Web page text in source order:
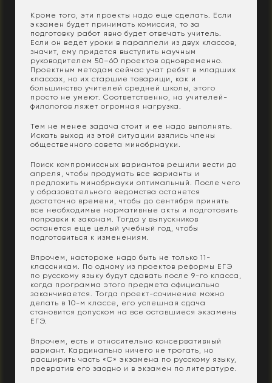
Кроме того, эти проекты надо еще сделать. Если
экзамен будет принимать комиссия, то за
подготовку работ явно будет отвечать учитель.
Если он ведет уроки в параллели из двух классов,
значит, ему придется выступить научным
руководителем 50–60 проектов одновременно.
Проектным методам сейчас учат ребят в младших
классах, но их старшие товарищи, как и
большинство учителей средней школы, этого
просто не умеют. Соответственно, на учителей-
филологов ляжет огромная нагрузка.
Тем не менее задача стоит и ее надо выполнять.
Искать выход из этой ситуации взялись члены
общественного совета минобрнауки.
Поиск компромиссных вариантов решили вести до
апреля, чтобы продумать все варианты и
предложить минобрнауки оптимальный. После чего
у образовательного ведомства останется
достаточно времени, чтобы до сентября принять
все необходимые нормативные акты и подготовить
поправки к законам. Тогда у выпускников
останется еще целый учебный год, чтобы
подготовиться к изменениям.
Впрочем, настороже надо быть не только 11-
классникам. По одному из проектов реформы ЕГЭ
по русскому языку будут сдавать после 9-го класса,
когда программа этого предмета официально
заканчивается. Тогда проект-сочинение можно
делать в 10-м классе, его успешная сдача
становится допуском на все оставшиеся экзамены
ЕГЭ.
Впрочем, есть и относительно консервативный
вариант. Кардинально ничего не трогать, но
расширить часть «С» экзамена по русскому языку,
превратив его заодно и в экзамен по литературе.